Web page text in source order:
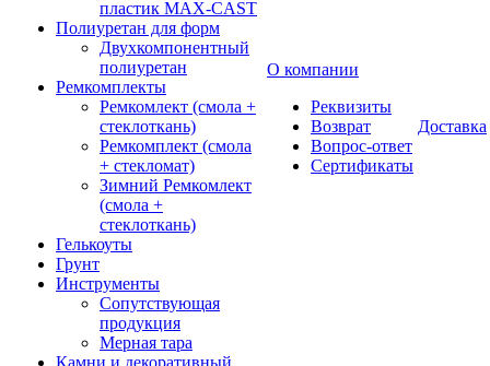
пластик MAX-CAST
Полиуретан для форм
Двухкомпонентный
полиуретан
Ремкомплекты
Ремкомлект (смола +
стеклоткань)
Ремкомплект (смола
+ стекломат)
Зимний Ремкомлект
(смола +
стеклоткань)
Гелькоуты
Грунт
Инструменты
Сопутствующая
продукция
Мерная тара
Камни и декоративный
О компании
Реквизиты
Возврат
Вопрос-ответ
Сертификаты
Доставка